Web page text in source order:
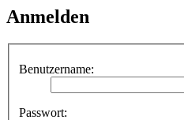
Anmelden
Benutzername:
Passwort: